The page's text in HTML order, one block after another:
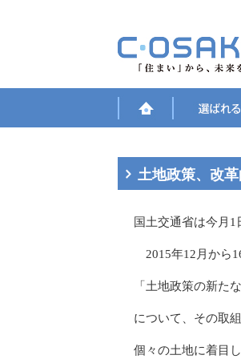
土地政策、改
国土交通省は今月1
2015年12月から
「土地政策の新た
について、その取
個々の土地に着目